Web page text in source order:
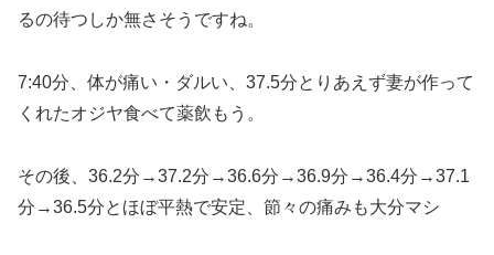
るの待つしか無さそうですね。
7:40分、体が痛い・ダルい、37.5分とりあえず妻が作って
くれたオジヤ食べて薬飲もう。
その後、36.2分→37.2分→36.6分→36.9分→36.4分→37.1
分→36.5分とほぼ平熱で安定、節々の痛みも大分マシ